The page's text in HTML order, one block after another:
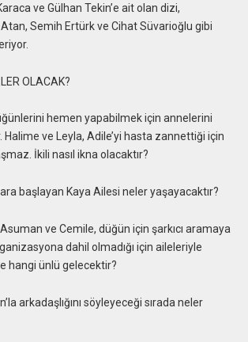
ve Gülhan Tekin’e ait olan dizi,
Semih Ertürk ve Cihat Süvarioğlu gibi
OLACAK?
hemen yapabilmek için annelerini
Halime ve Leyla, Adile’yi hasta zannettiği için
İkili nasıl ikna olacaktır?
başlayan Kaya Ailesi neler yaşayacaktır?
ve Cemile, düğün için şarkıcı aramaya
dahil olmadığı için aileleriyle
hangi ünlü gelecektir?
arkadaşlığını söyleyeceği sırada neler